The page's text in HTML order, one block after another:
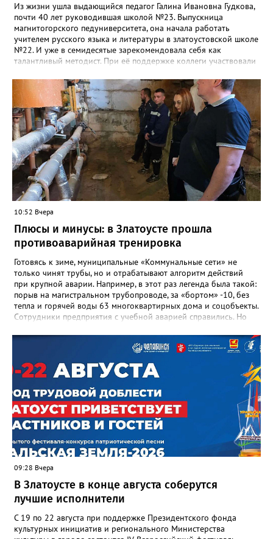
Из жизни ушла выдающийся педагог Галина Ивановна Гудкова,
почти 40 лет руководившая школой №23. Выпускница
магнитогорского педуниверситета, она начала работать
учителем русского языка и литературы в златоустовской школе
№22. И уже в семидесятые зарекомендовала себя как
талантливый методист. При её поддержке коллеги участвовали
«Благодаря её мудрому руководству в школе сформировался
сильный педагогический коллектив, объединённый общими
ценностями и любовью к своему делу. Для многих Галина
Ивановна навсегда останется не только талантливым
руководителем, но и настоящим Учителем с большой буквы», -
говорится в сообществе школы №23 во ВКонтакте. Свои
соболезнования семье Галины Ивановны выразил глава
Златоуста Олег Решетников. «Её вклад зафиксирован в
важнейших документах школы, но главное - он остался в
людях: в тех учителях, которых она поддержала, в тех
учениках, которых она вдохновила. Заслуженный учитель РФ,
«Отличник народного просвещения», обладатель медали «За
доблестный труд», Галина Ивановна оставила не только
награды и документы, но и работающий, живой механизм
школы, который продолжает жить её принципами», - говорится
в некрологе.
10:52 Вчера
Плюсы и минусы: в Златоусте прошла
противоаварийная тренировка
Готовясь к зиме, муниципальные «Коммунальные сети» не
только чинят трубы, но и отрабатывают алгоритм действий
при крупной аварии. Например, в этот раз легенда была такой:
порыв на магистральном трубопроводе, за «бортом» -10, без
тепла и горячей воды 63 многоквартирных дома и соцобъекты.
Сотрудники предприятия с учебной аварией справились. Но
отметили и недочёты. «Например, управляющие компании
несвоевременно приняли меры для предотвращения
“перемерзания” общей домовой тепловой сети
многоквартирного дома, отсутствовало взаимодействие с
ресурсоснабжающей организацией, ЕДДС и иными службами»,
— сообщила начальник Главного управления ГЖИ Ирина
Настенко. В следующий раз, рекомендовали в
Госжилинспекции, службы должны действовать слаженно. И
оперативно делиться информацией со всеми
заинтересованными – от поставщика тепла до конечных
потребителей.
09:28 Вчера
В Златоусте в конце августа соберутся
лучшие исполнители
С 19 по 22 августа при поддержке Президентского фонда
культурных инициатив и регионального Министерства